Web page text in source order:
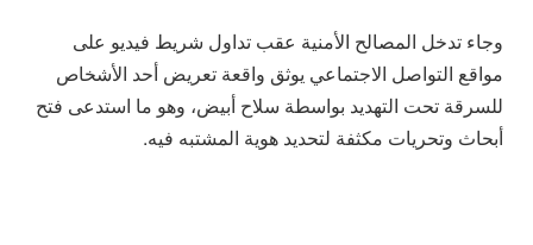
وجاء تدخل المصالح الأمنية عقب تداول شريط فيديو على
مواقع التواصل الاجتماعي يوثق واقعة تعريض أحد الأشخاص
للسرقة تحت التهديد بواسطة سلاح أبيض، وهو ما استدعى فتح
أبحاث وتحريات مكثفة لتحديد هوية المشتبه فيه.